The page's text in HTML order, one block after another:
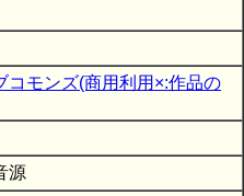
コモンズ(商用利用×:作品の
源